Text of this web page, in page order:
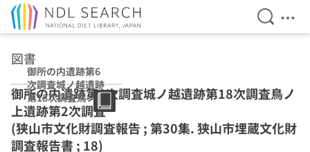
Open
図書
御所の内遺跡第6
次調査城ノ越遺跡
第18次調査鳥ノ上
遺跡第2次調査 (狭
山市文化財調査報
告 ; 第30集. 狭山
御所の内遺跡第6次調査城ノ越遺跡第18次調査鳥ノ
上遺跡第2次調査
(狭山市文化財調査報告 ; 第30集. 狭山市埋蔵文化財
調査報告書 ; 18)